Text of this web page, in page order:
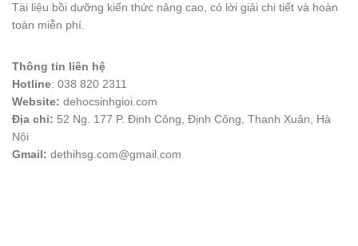
Tài liệu bồi dưỡng kiến thức nâng cao, có lời giải chi tiết và hoàn
toàn miễn phí.
Thông tin liên hệ
Hotline: 038 820 2311
Website: dehocsinhgioi.com
Địa chỉ: 52 Ng. 177 P. Định Công, Định Công, Thanh Xuân, Hà
Nội
Gmail: dethihsg.com@gmail.com